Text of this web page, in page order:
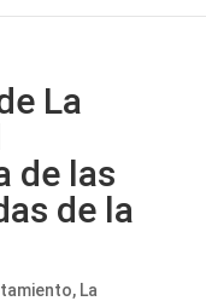
La
de las
de la
, La